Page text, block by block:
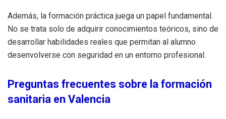
Además, la formación práctica juega un papel fundamental.
No se trata solo de adquirir conocimientos teóricos, sino de
desarrollar habilidades reales que permitan al alumno
desenvolverse con seguridad en un entorno profesional.
Preguntas frecuentes sobre la formación
sanitaria en Valencia